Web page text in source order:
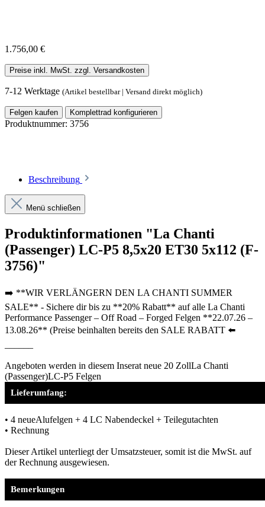
1.756,00 €
Preise inkl. MwSt. zzgl. Versandkosten
7-12 Werktage (Artikel bestellbar | Versand direkt möglich)
Felgen kaufen Komplettrad konfigurieren
Produktnummer: 3756
Beschreibung
Menü schließen
Produktinformationen "La Chanti
(Passenger) LC-P5 8,5x20 ET30 5x112 (F-
3756)"
➡️ **WIR VERLÄNGERN DEN LA CHANTI SUMMER
SALE** - Sichere dir bis zu **20% Rabatt** auf alle La Chanti
Performance Passenger – Off Road – Forged Felgen **22.07.26 –
13.08.26** (Preise beinhalten bereits den SALE RABATT ⬅️
Angeboten werden in diesem Inserat neue 20 ZollLa Chanti
(Passenger)LC-P5 Felgen
Lieferumfang:
• 4 neueAlufelgen + 4 LC Nabendeckel + Teilegutachten
• Rechnung
Dieser Artikel unterliegt der Umsatzsteuer, somit ist die MwSt. auf
der Rechnung ausgewiesen.
Bemerkungen